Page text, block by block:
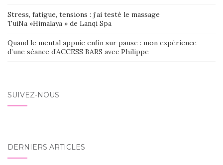
Stress, fatigue, tensions : j’ai testé le massage
TuiNa »Himalaya » de Lanqi Spa
Quand le mental appuie enfin sur pause : mon expérience
d’une séance d’ACCESS BARS avec Philippe
SUIVEZ-NOUS
DERNIERS ARTICLES